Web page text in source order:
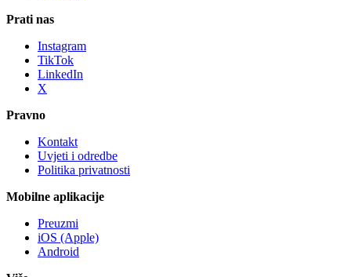
Prati nas
Instagram
TikTok
LinkedIn
X
Pravno
Kontakt
Uvjeti i odredbe
Politika privatnosti
Mobilne aplikacije
Preuzmi
iOS (Apple)
Android